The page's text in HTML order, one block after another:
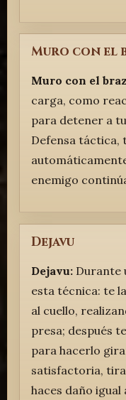
Muro con el
Muro con el
carga, como
para detener a
Defensa táctica,
enemigo
Dejavu
Dejavu:Durante
esta técnica: te
al cuello,
presa; después
para hacerlo
satisfactoria,
haces daño igual